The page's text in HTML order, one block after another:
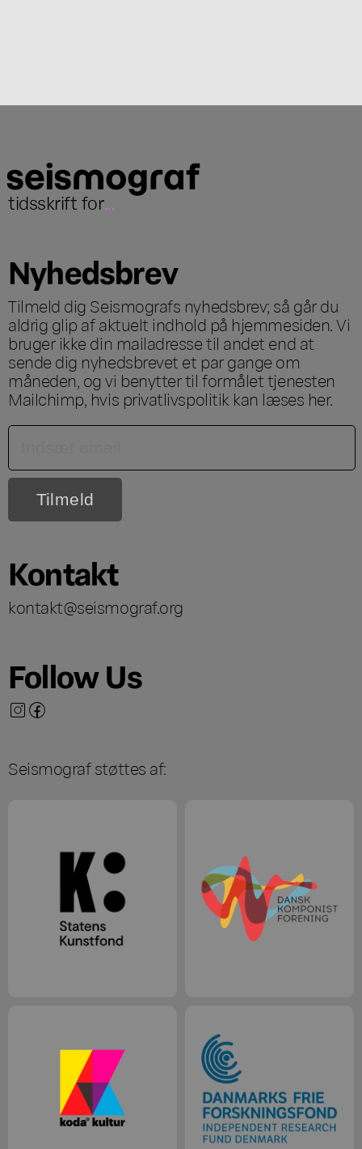
tidsskrift for...
Nyhedsbrev
Tilmeld dig Seismografs nyhedsbrev; så går du
aldrig glip af aktuelt indhold på hjemmesiden. Vi
bruger ikke din mailadresse til andet end at
sende dig nyhedsbrevet et par gange om
måneden, og vi benytter til formålet tjenesten
Mailchimp, hvis privatlivspolitik kan læses her.
Kontakt
kontakt@seismograf.org
Follow Us
Seismograf støttes af: